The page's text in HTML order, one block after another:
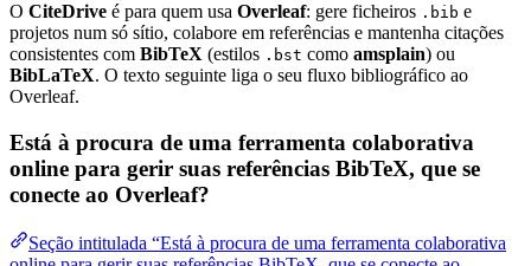
O CiteDrive é para quem usa Overleaf: gere ficheiros .bib e
projetos num só sítio, colabore em referências e mantenha citações
consistentes com BibTeX (estilos .bst como amsplain) ou
BibLaTeX. O texto seguinte liga o seu fluxo bibliográfico ao
Overleaf.
Está à procura de uma ferramenta colaborativa
online para gerir suas referências BibTeX, que se
conecte ao Overleaf?
Seção intitulada “Está à procura de uma ferramenta colaborativa